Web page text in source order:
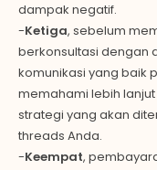
dampak negatif.
-Ketiga, sebelum
berkonsultasi dengan
komunikasi yang baik
memahami lebih
strategi yang akan
threads Anda.
-Keempat,